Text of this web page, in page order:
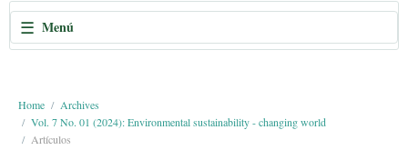
i
o
n
a
i
☰ Menú
Home
Archives
Vol. 7 No. 01 (2024): Environmental sustainability - changing world
Artículos